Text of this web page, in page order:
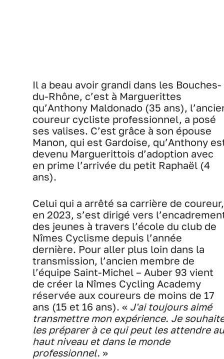
Il a beau avoir grandi dans les Bouches-
du-Rhône, c’est à Marguerittes
qu’Anthony Maldonado (35 ans),
coureur cycliste professionnel, a posé
ses valises. C’est grâce à son épouse
Manon, qui est Gardoise, qu’Anthony
devenu Marguerittois d’adoption avec
en prime l’arrivée du petit Raphaël (4
ans).
Celui qui a arrêté sa carrière de coureur,
en 2023, s’est dirigé vers
des jeunes à travers l’école du club de
Nîmes Cyclisme depuis l’année
dernière. Pour aller plus loin dans la
transmission, l’ancien membre de
l’équipe Saint-Michel – Auber 93 vient
de créer la Nîmes Cycling Academy
réservée aux coureurs de moins de 17
ans (15 et 16 ans). « J'ai toujours aimé
transmettre mon expérience. Je
les préparer à ce qui peut les attendre au
haut niveau et dans le monde
professionnel. »